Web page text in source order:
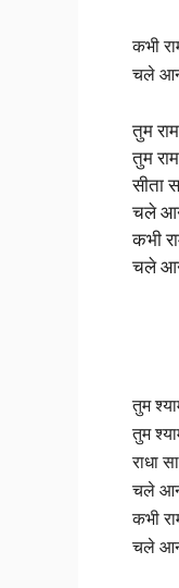
कभी
चले
तुम
तुम
सीता
चले
कभी
चले
तुम
तुम
राधा
चले
कभी
चले